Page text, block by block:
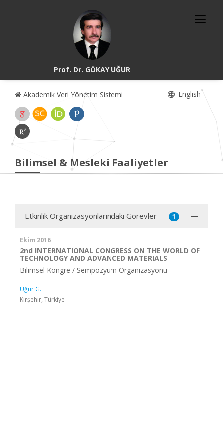
Prof. Dr. GÖKAY UĞUR
Akademik Veri Yönetim Sistemi English
Bilimsel & Mesleki Faaliyetler
Etkinlik Organizasyonlarındaki Görevler 1
Ekim 2016
2nd INTERNATIONAL CONGRESS ON THE WORLD OF
TECHNOLOGY AND ADVANCED MATERIALS
Bilimsel Kongre / Sempozyum Organizasyonu
Uğur G.
Kırşehir, Türkiye